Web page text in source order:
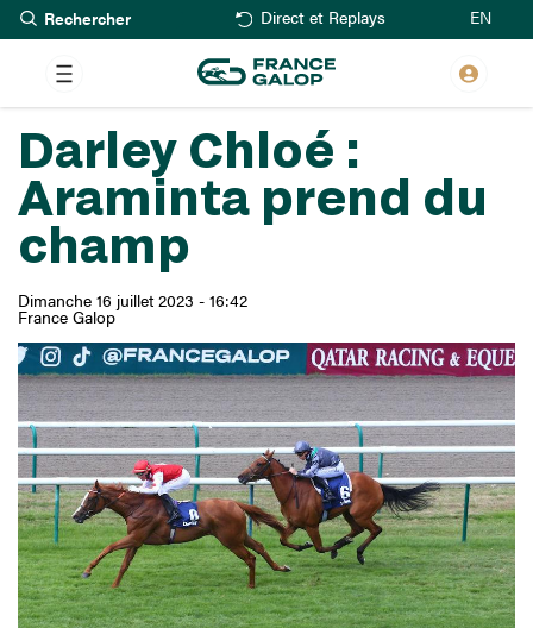
Aller
au
contenu
principal
Rechercher Direct et Replays EN
Darley Chloé :
Araminta prend du
champ
Dimanche 16 juillet 2023 - 16:42
France Galop